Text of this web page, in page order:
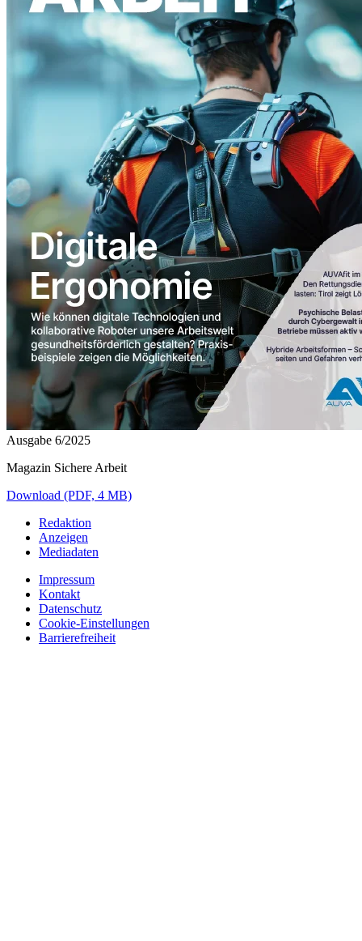
Ausgabe 6/2025
Magazin Sichere Arbeit
Download (PDF, 4 MB)
Redaktion
Anzeigen
Mediadaten
Impressum
Kontakt
Datenschutz
Cookie-Einstellungen
Barrierefreiheit